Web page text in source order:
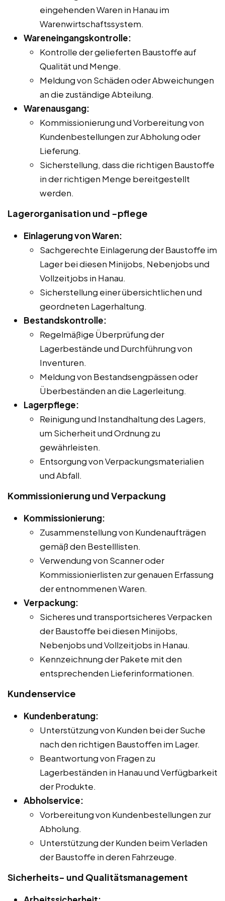
eingehenden Waren in Hanau im
Warenwirtschaftssystem.
Wareneingangskontrolle:
Kontrolle der gelieferten Baustoffe auf
Qualität und Menge.
Meldung von Schäden oder Abweichungen
an die zuständige Abteilung.
Warenausgang:
Kommissionierung und Vorbereitung von
Kundenbestellungen zur Abholung oder
Lieferung.
Sicherstellung, dass die richtigen Baustoffe
in der richtigen Menge bereitgestellt
werden.
Lagerorganisation und -pflege
Einlagerung von Waren:
Sachgerechte Einlagerung der Baustoffe im
Lager bei diesen Minijobs, Nebenjobs und
Vollzeitjobs in Hanau.
Sicherstellung einer übersichtlichen und
geordneten Lagerhaltung.
Bestandskontrolle:
Regelmäßige Überprüfung der
Lagerbestände und Durchführung von
Inventuren.
Meldung von Bestandsengpässen oder
Überbeständen an die Lagerleitung.
Lagerpflege:
Reinigung und Instandhaltung des Lagers,
um Sicherheit und Ordnung zu
gewährleisten.
Entsorgung von Verpackungsmaterialien
und Abfall.
Kommissionierung und Verpackung
Kommissionierung:
Zusammenstellung von Kundenaufträgen
gemäß den Bestelllisten.
Verwendung von Scanner oder
Kommissionierlisten zur genauen Erfassung
der entnommenen Waren.
Verpackung:
Sicheres und transportsicheres Verpacken
der Baustoffe bei diesen Minijobs,
Nebenjobs und Vollzeitjobs in Hanau.
Kennzeichnung der Pakete mit den
entsprechenden Lieferinformationen.
Kundenservice
Kundenberatung:
Unterstützung von Kunden bei der Suche
nach den richtigen Baustoffen im Lager.
Beantwortung von Fragen zu
Lagerbeständen in Hanau und Verfügbarkeit
der Produkte.
Abholservice:
Vorbereitung von Kundenbestellungen zur
Abholung.
Unterstützung der Kunden beim Verladen
der Baustoffe in deren Fahrzeuge.
Sicherheits- und Qualitätsmanagement